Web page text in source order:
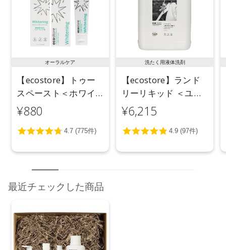
※通常はご注文より１～３営業日での発送となります。
商品によっては、お届けまで１～２週間かかる場合がござい
ますので予めご了承ください。
●パッケージはリニューアル等の理由により、写真と異なる場
合がございます。
載と異なる場合がございます。
●予告なくパッケージ仕様が変更になる場合がございます。
オーラルケア
【ecostore】トゥー
スペースト＜ホワイ
トニング＞ 100g
¥880
洗たく用液体洗剤
【ecostore】ランド
リーリキッド ＜ユー
カリ＞ 5L
¥6,215
最近チェックした商品